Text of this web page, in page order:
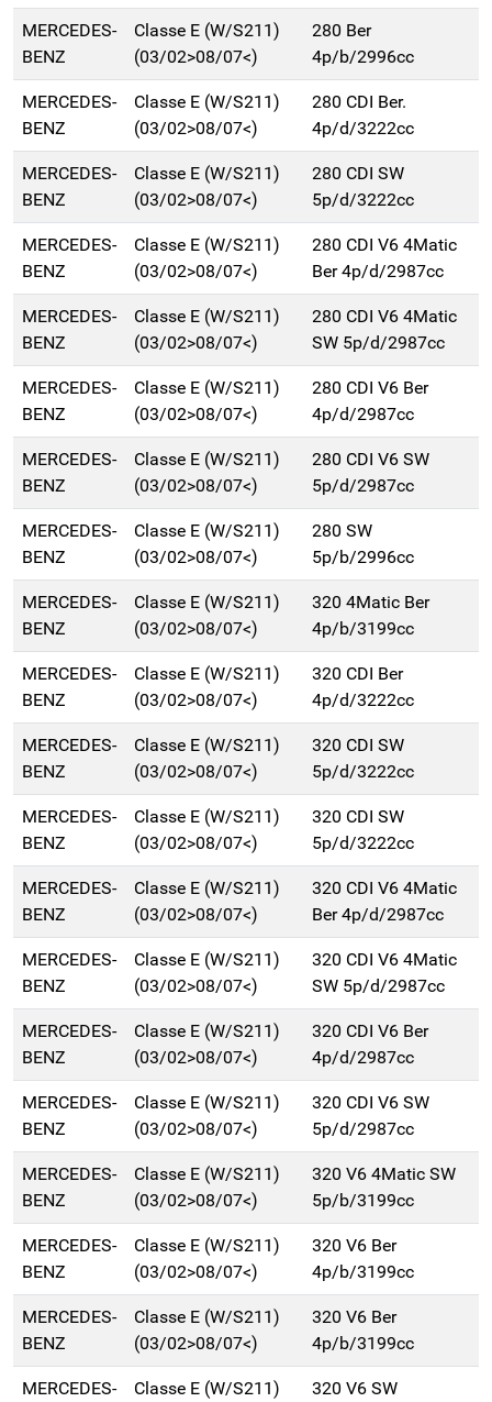
MERCEDES-
BENZ
Classe E (W/S211)
(03/02>08/07<)
280 Ber
4p/b/2996cc
MERCEDES-
BENZ
Classe E (W/S211)
(03/02>08/07<)
280 CDI Ber.
4p/d/3222cc
MERCEDES-
BENZ
Classe E (W/S211)
(03/02>08/07<)
280 CDI SW
5p/d/3222cc
MERCEDES-
BENZ
Classe E (W/S211)
(03/02>08/07<)
280 CDI V6 4Matic
Ber 4p/d/2987cc
MERCEDES-
BENZ
Classe E (W/S211)
(03/02>08/07<)
280 CDI V6 4Matic
SW 5p/d/2987cc
MERCEDES-
BENZ
Classe E (W/S211)
(03/02>08/07<)
280 CDI V6 Ber
4p/d/2987cc
MERCEDES-
BENZ
Classe E (W/S211)
(03/02>08/07<)
280 CDI V6 SW
5p/d/2987cc
MERCEDES-
BENZ
Classe E (W/S211)
(03/02>08/07<)
280 SW
5p/b/2996cc
MERCEDES-
BENZ
Classe E (W/S211)
(03/02>08/07<)
320 4Matic Ber
4p/b/3199cc
MERCEDES-
BENZ
Classe E (W/S211)
(03/02>08/07<)
320 CDI Ber
4p/d/3222cc
MERCEDES-
BENZ
Classe E (W/S211)
(03/02>08/07<)
320 CDI SW
5p/d/3222cc
MERCEDES-
BENZ
Classe E (W/S211)
(03/02>08/07<)
320 CDI SW
5p/d/3222cc
MERCEDES-
BENZ
Classe E (W/S211)
(03/02>08/07<)
320 CDI V6 4Matic
Ber 4p/d/2987cc
MERCEDES-
BENZ
Classe E (W/S211)
(03/02>08/07<)
320 CDI V6 4Matic
SW 5p/d/2987cc
MERCEDES-
BENZ
Classe E (W/S211)
(03/02>08/07<)
320 CDI V6 Ber
4p/d/2987cc
MERCEDES-
BENZ
Classe E (W/S211)
(03/02>08/07<)
320 CDI V6 SW
5p/d/2987cc
MERCEDES-
BENZ
Classe E (W/S211)
(03/02>08/07<)
320 V6 4Matic SW
5p/b/3199cc
MERCEDES-
BENZ
Classe E (W/S211)
(03/02>08/07<)
320 V6 Ber
4p/b/3199cc
MERCEDES-
BENZ
Classe E (W/S211)
(03/02>08/07<)
320 V6 Ber
4p/b/3199cc
MERCEDES-
Classe E (W/S211)
320 V6 SW